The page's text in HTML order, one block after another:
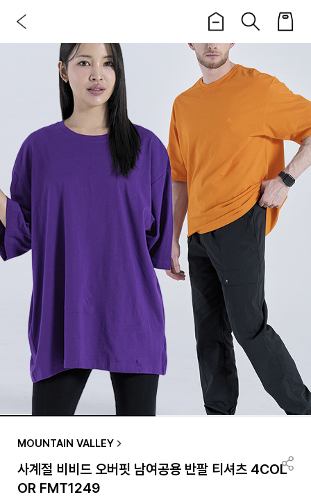
MOUNTAIN VALLEY
사계절 비비드 오버핏 남여공용 반팔 티셔츠 4COL
OR FMT1249